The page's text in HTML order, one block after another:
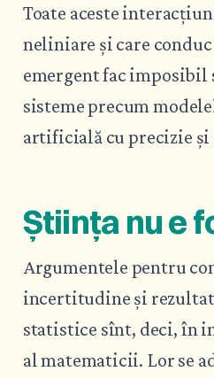
Toate aceste
neliniare și care
emergent fac
sisteme precum
artificială cu precizie
Știința nu e
Argumentele pentru
incertitudine și
statistice sînt, deci, în
al matematicii. Lor se